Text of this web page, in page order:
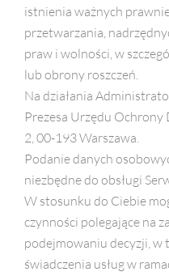
istnienia ważnych
przetwarzania,
praw i wolności, w
lub obrony roszczeń.
Na działania
Prezesa Urzędu
2, 00-193 Warszawa.
Podanie danych
niezbędne do obsługi
W stosunku do Ciebie
czynności polegające na
podejmowaniu decyzji,
świadczenia usług w